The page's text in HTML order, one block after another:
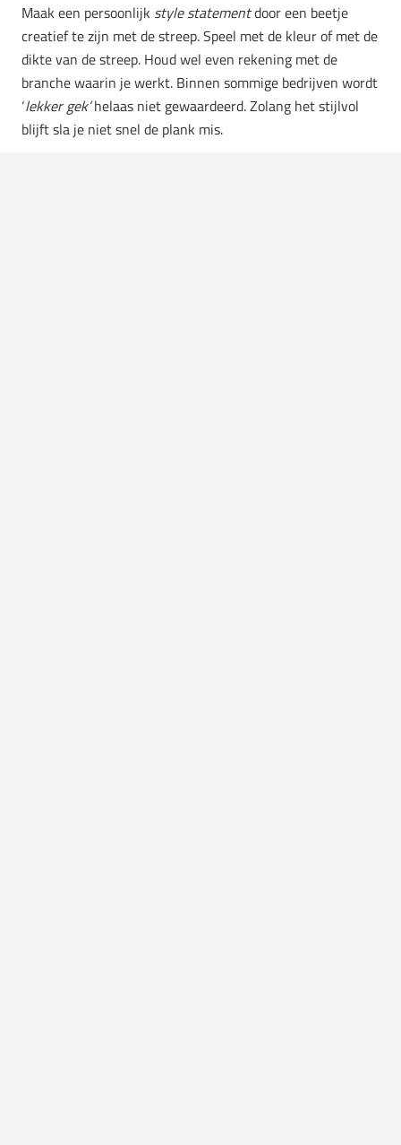
Maak een persoonlijk style statementdoor een beetje
creatief te zijn met de streep. Speel met de kleur of met de
dikte van de streep. Houd wel even rekening met de
branche waarin je werkt. Binnen sommige bedrijven wordt
‘lekker gek’helaas niet gewaardeerd. Zolang het stijlvol
blijft sla je niet snel de plank mis.